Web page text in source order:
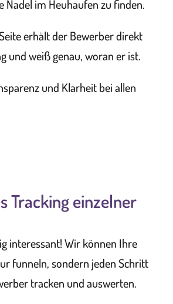
Nadel im Heuhaufen zu finden.
erhält der Bewerber direkt
und weiß genau, woran er ist.
und Klarheit bei allen
Tracking einzelner
interessant! Wir können Ihre
funneln, sondern jeden Schritt
tracken und auswerten.